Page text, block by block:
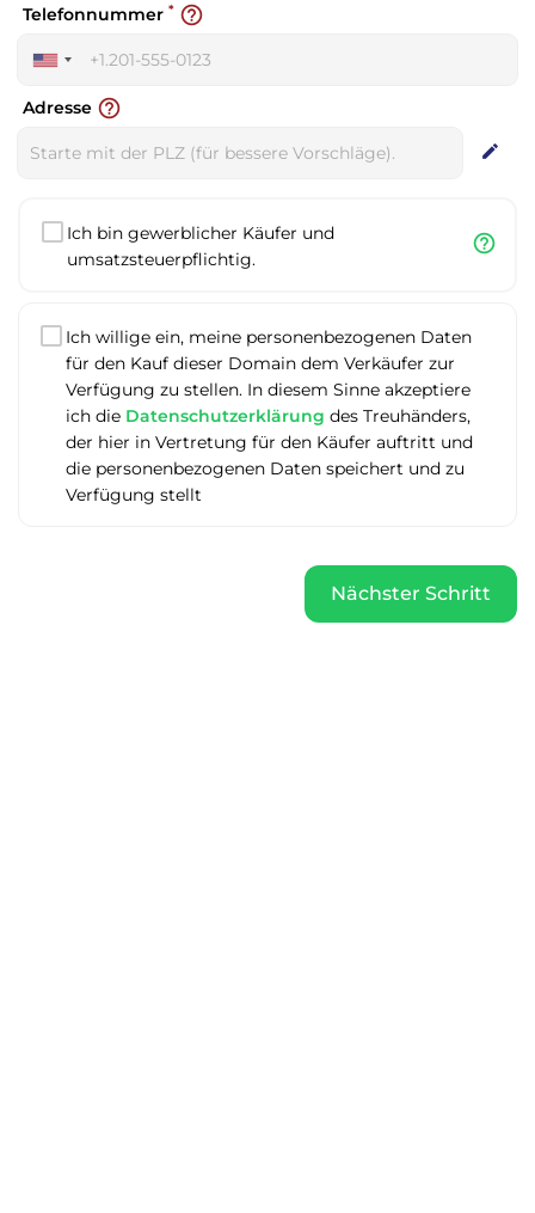
United
+1
Telefonnummer * help_outline
Adresse help_outline
edit
Ich bin gewerblicher Käufer und
umsatzsteuerpflichtig.
help_outline
Ich willige ein, meine personenbezogenen Daten
für den Kauf dieser Domain dem Verkäufer zur
Verfügung zu stellen. In diesem Sinne akzeptiere
ich die Datenschutzerklärung des Treuhänders,
der hier in Vertretung für den Käufer auftritt und
die personenbezogenen Daten speichert und zu
Verfügung stellt
Nächster Schritt